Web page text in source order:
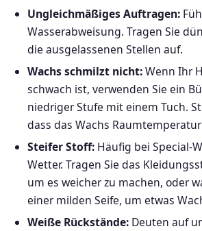
Ungleichmäßiges Auftragen:
Wasserabweisung. Tragen Sie
die ausgelassenen Stellen auf.
Wachs schmilzt nicht:Wenn Ihr
schwach ist, verwenden Sie ein
niedriger Stufe mit einem Tuch.
dass das Wachs
Steifer Stoff: Häufig bei Special-
Wetter. Tragen Sie das
um es weicher zu machen, oder
einer milden Seife, um etwas
Weiße Rückstände: Deuten auf